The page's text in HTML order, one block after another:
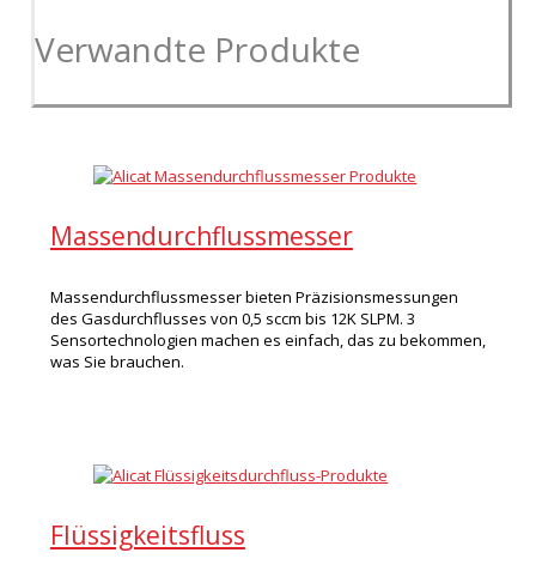
Verwandte Produkte
Massendurchflussmesser
Massendurchflussmesser bieten Präzisionsmessungen
des Gasdurchflusses von 0,5 sccm bis 12K SLPM. 3
Sensortechnologien machen es einfach, das zu bekommen,
was Sie brauchen.
Flüssigkeitsfluss